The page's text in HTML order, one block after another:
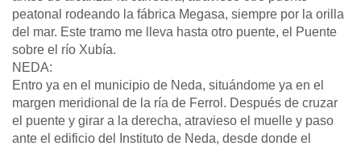
peatonal rodeando la fábrica Megasa, siempre por la orilla
del mar. Este tramo me lleva hasta otro puente, el Puente
sobre el río Xubía.
NEDA:
Entro ya en el municipio de Neda, situándome ya en el
margen meridional de la ría de Ferrol. Después de cruzar
el puente y girar a la derecha, atravieso el muelle y paso
ante el edificio del Instituto de Neda, desde donde el